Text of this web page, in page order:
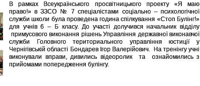
В рамках Всеукраїнського просвітницького проекту «Я маю
право!» в ЗЗСО № 7 спеціалістами соціально – психологічної
служби школи була проведена година спілкування «Стоп Булінг!»
для учнів 6 – Б класу. До участі долучився начальник відділу
примусового виконання рішень Управління державної виконавчої
служби Головного териториального управління юстиції у
Чернігівській області Бондарев Ігор Валерійович. На тренінгу учні
виконували вправи, дивились відеоролик та ознайомились з
прийомами попередження булінгу.